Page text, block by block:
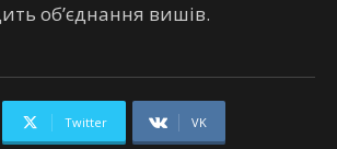
об’єднання вишів.
Twitter VK